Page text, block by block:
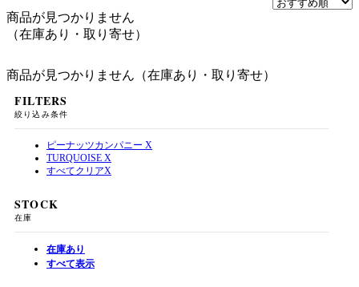
商品が見つかりません
（在庫あり・取り寄せ）
商品が見つかりません（在庫あり・取り寄せ）
FILTERS
絞り込み条件
ピーナッツカンパニー X
TURQUOISE X
すべてクリアX
STOCK
在庫
在庫あり
すべて表示